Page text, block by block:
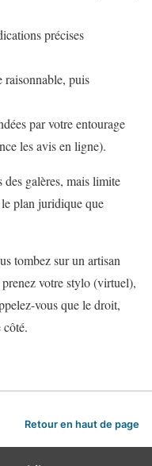
précises
raisonnable, puis
par votre entourage
les avis en ligne).
galères, mais limite
plan juridique que
tombez sur un artisan
prenez votre stylo (virtuel),
vous que le droit,
côté.
Retour en haut de page